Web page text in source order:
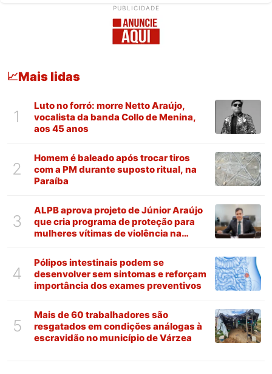
PUBLICIDADE
📈Mais lidas
1
Luto no forró: morre Netto Araújo,
vocalista da banda Collo de Menina,
aos 45 anos
2
Homem é baleado após trocar tiros
com a PM durante suposto ritual, na
Paraíba
3
ALPB aprova projeto de Júnior Araújo
que cria programa de proteção para
mulheres vítimas de violência na
4
Pólipos intestinais podem se
desenvolver sem sintomas e reforçam
importância dos exames preventivos
5
Mais de 60 trabalhadores são
resgatados em condições análogas à
escravidão no município de Várzea